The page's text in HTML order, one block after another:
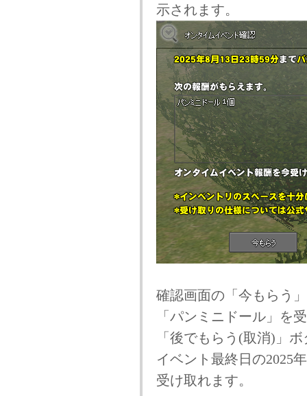
示されます。
確認画面の「今もらう
「パンミニドール」を
「後でもらう(取消)」
イベント最終日の2025
受け取れます。